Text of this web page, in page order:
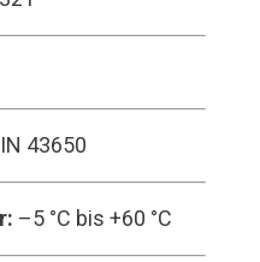
43650
–5 °C bis +60 °C